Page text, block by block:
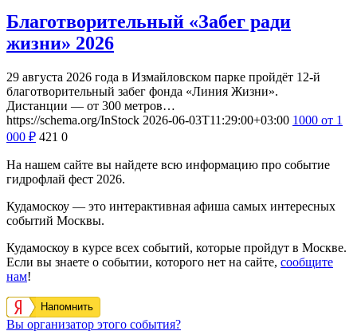
Благотворительный «Забег ради
жизни» 2026
29 августа 2026 года в Измайловском парке пройдёт 12-й
благотворительный забег фонда «Линия Жизни».
Дистанции — от 300 метров…
https://schema.org/InStock 2026-06-03T11:29:00+03:00 1000 от 1
000 ₽ 421 0
На нашем сайте вы найдете всю информацию про событие
гидрофлай фест 2026.
Кудамоскоу — это интерактивная афиша самых интересных
событий Москвы.
Кудамоскоу в курсе всех событий, которые пройдут в Москве.
Если вы знаете о событии, которого нет на сайте, сообщите
нам!
Напомнить
Вы организатор этого события?